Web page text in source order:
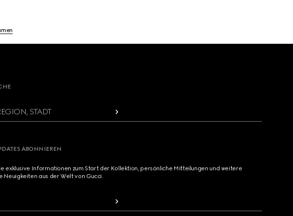
STADT
ABONNIEREN
exklusive Informationen zum Start der Kollektion, persönliche Mitteilungen und weitere
Neuigkeiten aus der Welt von Gucci.